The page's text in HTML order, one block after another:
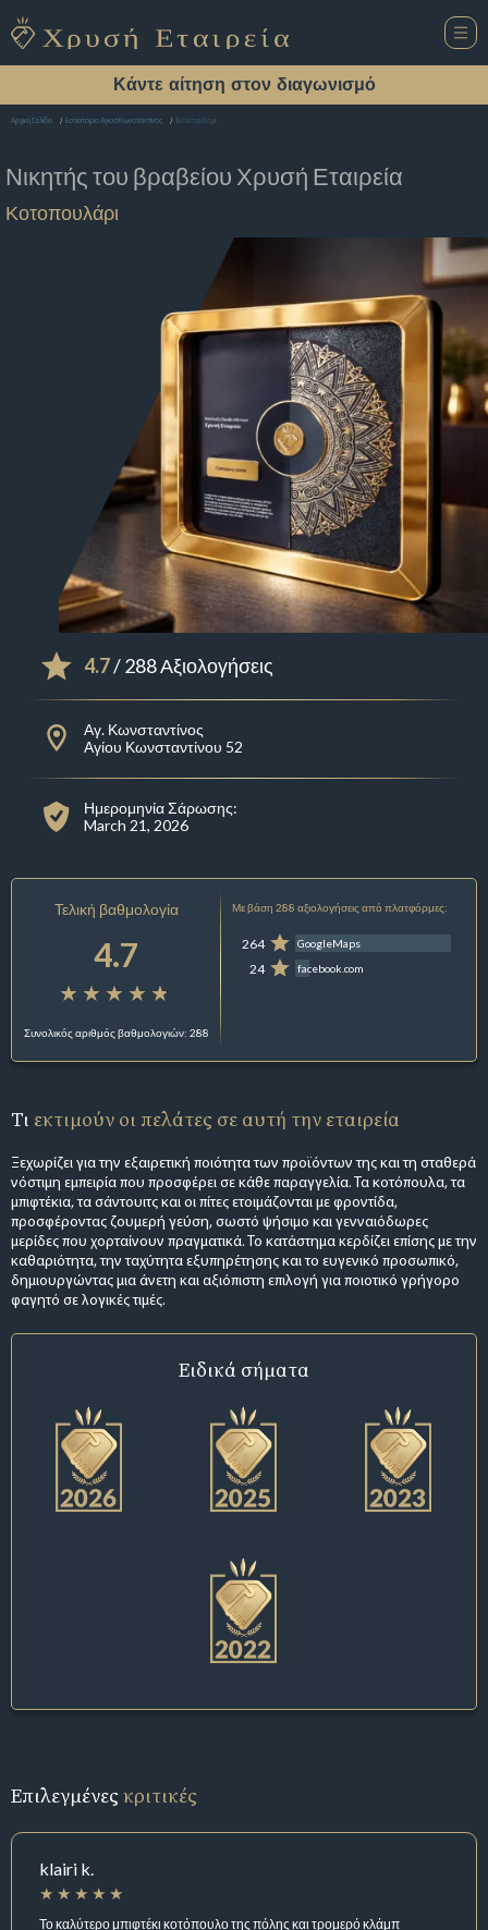
Κάντε αίτηση στον διαγωνισμό
Αρχική Σελίδα Εστιατόριο Αγιοσ Κωνσταντινος Κοτοπουλάρι
Νικητής του βραβείου Χρυσή Εταιρεία
Κοτοπουλάρι
4.7/ 288 Αξιολογήσεις
Αγ. Κωνσταντίνος
Αγίου Κωνσταντίνου 52
Ημερομηνία Σάρωσης:
March 21, 2026
Τελική βαθμολογία
4.7
Συνολικός αριθμός βαθμολογιών: 288
Με βάση 288 αξιολογήσεις από πλατφόρμες:
264 GoogleMaps
24 facebook.com
Τι εκτιμούν οι πελάτες σε αυτή την εταιρεία
Ξεχωρίζει για την εξαιρετική ποιότητα των προϊόντων της και τη σταθερά
νόστιμη εμπειρία που προσφέρει σε κάθε παραγγελία. Τα κοτόπουλα, τα
μπιφτέκια, τα σάντουιτς και οι πίτες ετοιμάζονται με φροντίδα,
προσφέροντας ζουμερή γεύση, σωστό ψήσιμο και γενναιόδωρες
μερίδες που χορταίνουν πραγματικά. Το κατάστημα κερδίζει επίσης με την
καθαριότητα, την ταχύτητα εξυπηρέτησης και το ευγενικό προσωπικό,
δημιουργώντας μια άνετη και αξιόπιστη επιλογή για ποιοτικό γρήγορο
φαγητό σε λογικές τιμές.
Ειδικά σήματα
Επιλεγμένεςκριτικές
klairi k.
Το καλύτερο μπιφτέκι κοτόπουλο της πόλης και τρομερό κλάμπ